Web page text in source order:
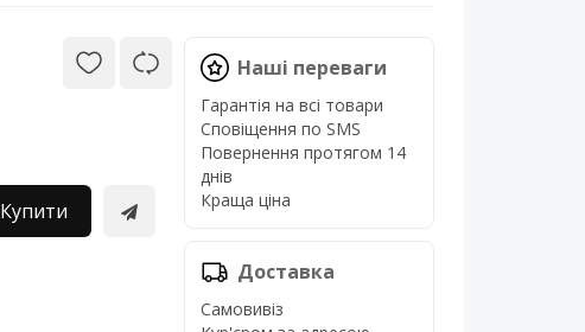
Купити
Наші переваги
Гарантія на всі товари
Сповіщення по SMS
Повернення протягом 14
днів
Краща ціна
Доставка
Самовивіз